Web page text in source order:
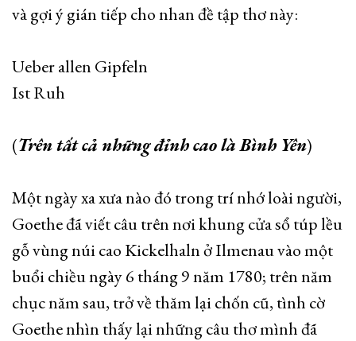
và gợi ý gián tiếp cho nhan đề tập thơ này:
Ueber allen Gipfeln
Ist Ruh
(Trên tất cả những đỉnh cao là Bình Yên)
Một ngày xa xưa nào đó trong trí nhớ loài người,
Goethe đã viết câu trên nơi khung cửa sổ túp lều
gỗ vùng núi cao Kickelhaln ở Ilmenau vào một
buổi chiều ngày 6 tháng 9 năm 1780; trên năm
chục năm sau, trở về thăm lại chốn cũ, tình cờ
Goethe nhìn thấy lại những câu thơ mình đã